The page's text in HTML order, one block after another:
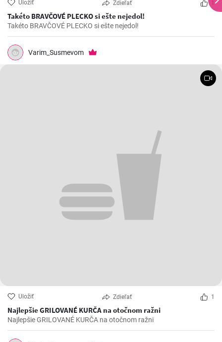
Uložiť Zdieľať 1
Takéto BRAVČOVÉ PLECKO si ešte nejedol!
Takéto BRAVČOVÉ PLECKO si ešte nejedol!
Varim_Susmevom
Uložiť Zdieľať 1
Najlepšie GRILOVANÉ KURČA na otočnom ražni
Najlepšie GRILOVANÉ KURČA na otočnom ražni